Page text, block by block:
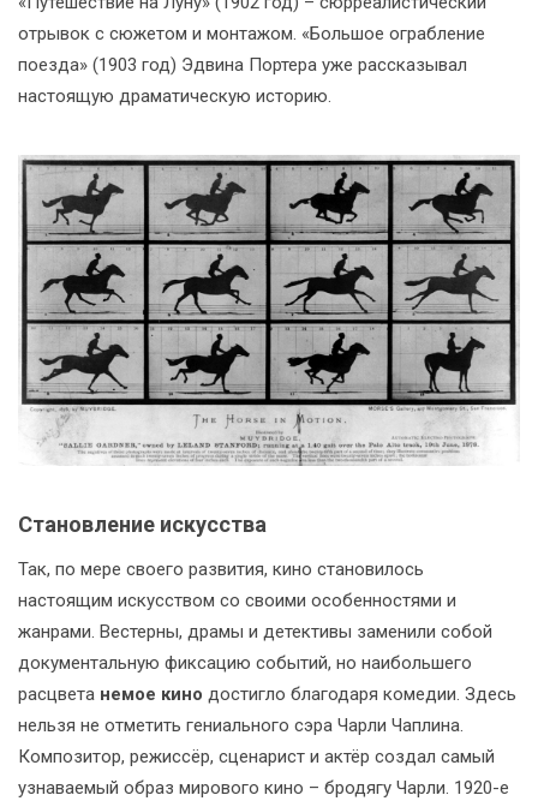
отрывок с сюжетом и монтажом. «Большое ограбление
поезда» (1903 год) Эдвина Портера уже рассказывал
настоящую драматическую историю.
Становление искусства
Так, по мере своего развития, кино становилось
настоящим искусством со своими особенностями и
жанрами. Вестерны, драмы и детективы заменили собой
документальную фиксацию событий, но наибольшего
расцвета немое кино достигло благодаря комедии. Здесь
нельзя не отметить гениального сэра Чарли Чаплина.
Композитор, режиссёр, сценарист и актёр создал самый
узнаваемый образ мирового кино – бродягу Чарли. 1920-е